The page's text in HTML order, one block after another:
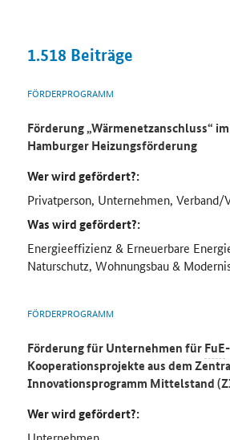
1.518 Beiträge
FÖRDERPROGRAMM
Förderung „Wärmenetzanschluss“
Hamburger Heizungsförderung
Wer wird gefördert?:
Privatperson, Unternehmen, Verband/
Was wird gefördert?:
Energieeffizienz & Erneuerbare
Naturschutz, Wohnungsbau &
FÖRDERPROGRAMM
Förderung für Unternehmen fürFuE-
Kooperationsprojekte aus dem
Innovationsprogramm Mittelstand
Wer wird gefördert?: